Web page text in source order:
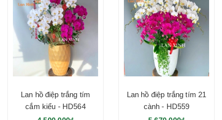
Lan hồ điệp trắng tím
cắm kiểu - HD564
Lan hồ điệp trắng tím 21
cành - HD559